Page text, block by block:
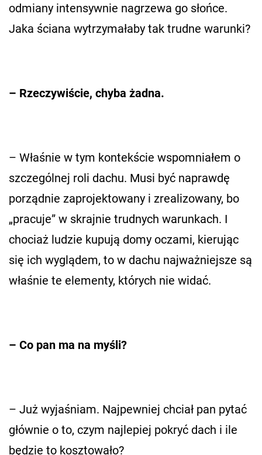
odmiany intensywnie nagrzewa go słońce.
Jaka ściana wytrzymałaby tak trudne warunki?
– Rzeczywiście, chyba żadna.
– Właśnie w tym kontekście wspomniałem o
szczególnej roli dachu. Musi być naprawdę
porządnie zaprojektowany i zrealizowany, bo
„pracuje” w skrajnie trudnych warunkach. I
chociaż ludzie kupują domy oczami, kierując
się ich wyglądem, to w dachu najważniejsze są
właśnie te elementy, których nie widać.
– Co pan ma na myśli?
– Już wyjaśniam. Najpewniej chciał pan pytać
głównie o to, czym najlepiej pokryć dach i ile
będzie to kosztowało?